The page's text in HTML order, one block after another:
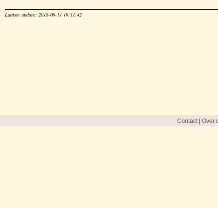
Laatste update: 2018-06-11 19:11:42
Contact| Over